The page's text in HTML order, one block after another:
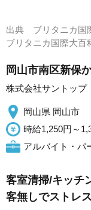
出典 ブリタニカ国
ブリタニカ国際大
岡山市南区新保
株式会社サントップ
岡山県 岡山市
時給1,250円～
アルバイト・パ
客室清掃/キッチ
客無しでストレ